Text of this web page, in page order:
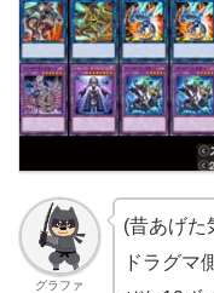
グラファ
(昔あげた
ドラグマ